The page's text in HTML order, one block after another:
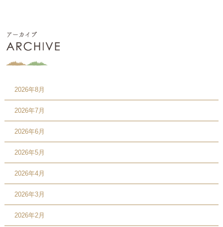
2026年8月
2026年7月
2026年6月
2026年5月
2026年4月
2026年3月
2026年2月